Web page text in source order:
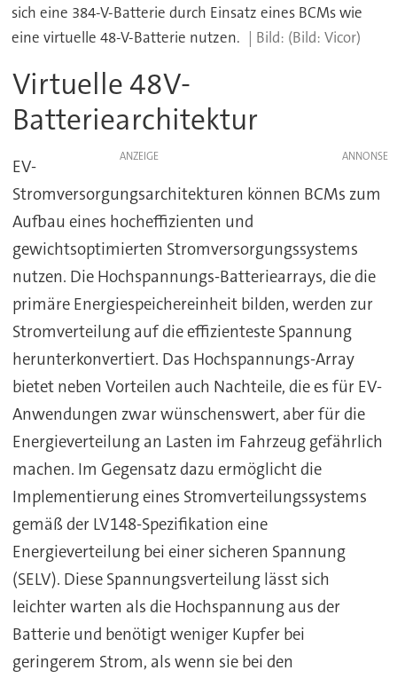
sich eine 384-V-Batterie durch Einsatz eines BCMs wie
eine virtuelle 48-V-Batterie nutzen.
(Bild: Vicor)
Virtuelle 48V-
Batteriearchitektur
ANZEIGE
EV-
Stromversorgungsarchitekturen können BCMs zum
Aufbau eines hocheffizienten und
gewichtsoptimierten Stromversorgungssystems
nutzen. Die Hochspannungs-Batteriearrays, die die
primäre Energiespeichereinheit bilden, werden zur
Stromverteilung auf die effizienteste Spannung
herunterkonvertiert. Das Hochspannungs-Array
bietet neben Vorteilen auch Nachteile, die es für EV-
Anwendungen zwar wünschenswert, aber für die
Energieverteilung an Lasten im Fahrzeug gefährlich
machen. Im Gegensatz dazu ermöglicht die
Implementierung eines Stromverteilungssystems
gemäß der LV148-Spezifikation eine
Energieverteilung bei einer sicheren Spannung
(SELV). Diese Spannungsverteilung lässt sich
leichter warten als die Hochspannung aus der
Batterie und benötigt weniger Kupfer bei
geringerem Strom, als wenn sie bei den